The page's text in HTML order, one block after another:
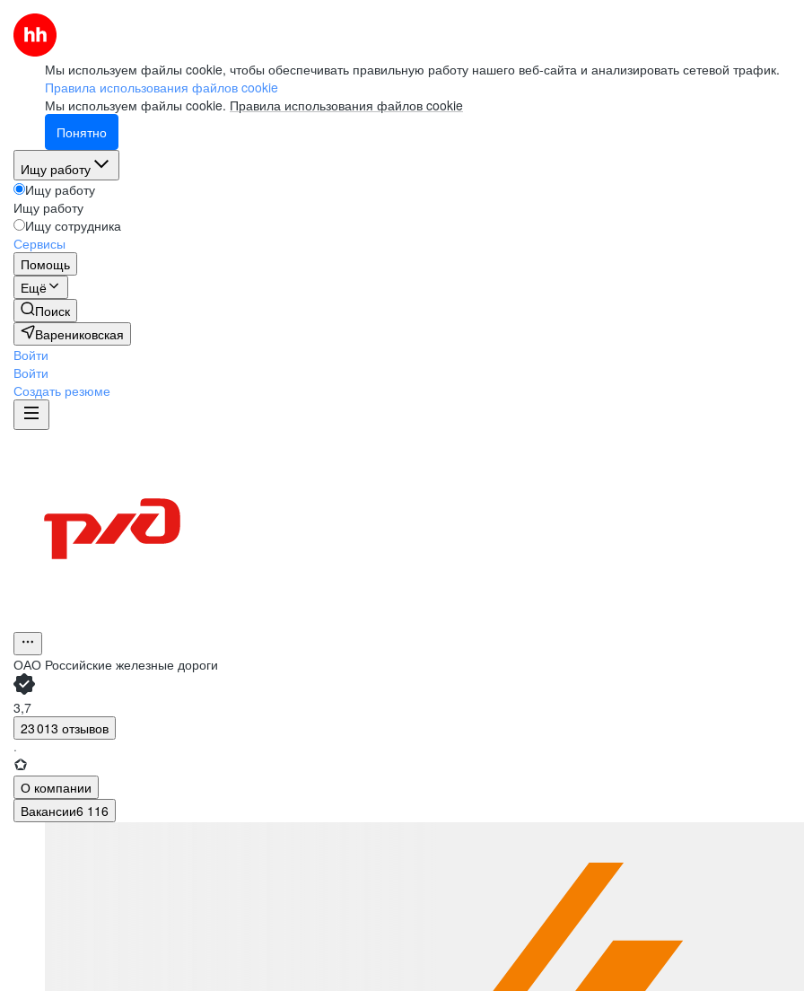
Мы используем файлы cookie, чтобы обеспечивать правильную работу нашего веб-сайта и анализировать сетевой трафик.
Правила использования файлов cookie
Мы используем файлы cookie. Правила использования файлов cookie
Понятно
Ищу работу
Ищу работу
Ищу работу
Ищу сотрудника
Сервисы
Помощь
Ещё
Поиск
Варениковская
Войти
Войти
Создать резюме
ОАО Российские железные дороги
3,7
23 013 отзывов
·
О компании
Вакансии6 116